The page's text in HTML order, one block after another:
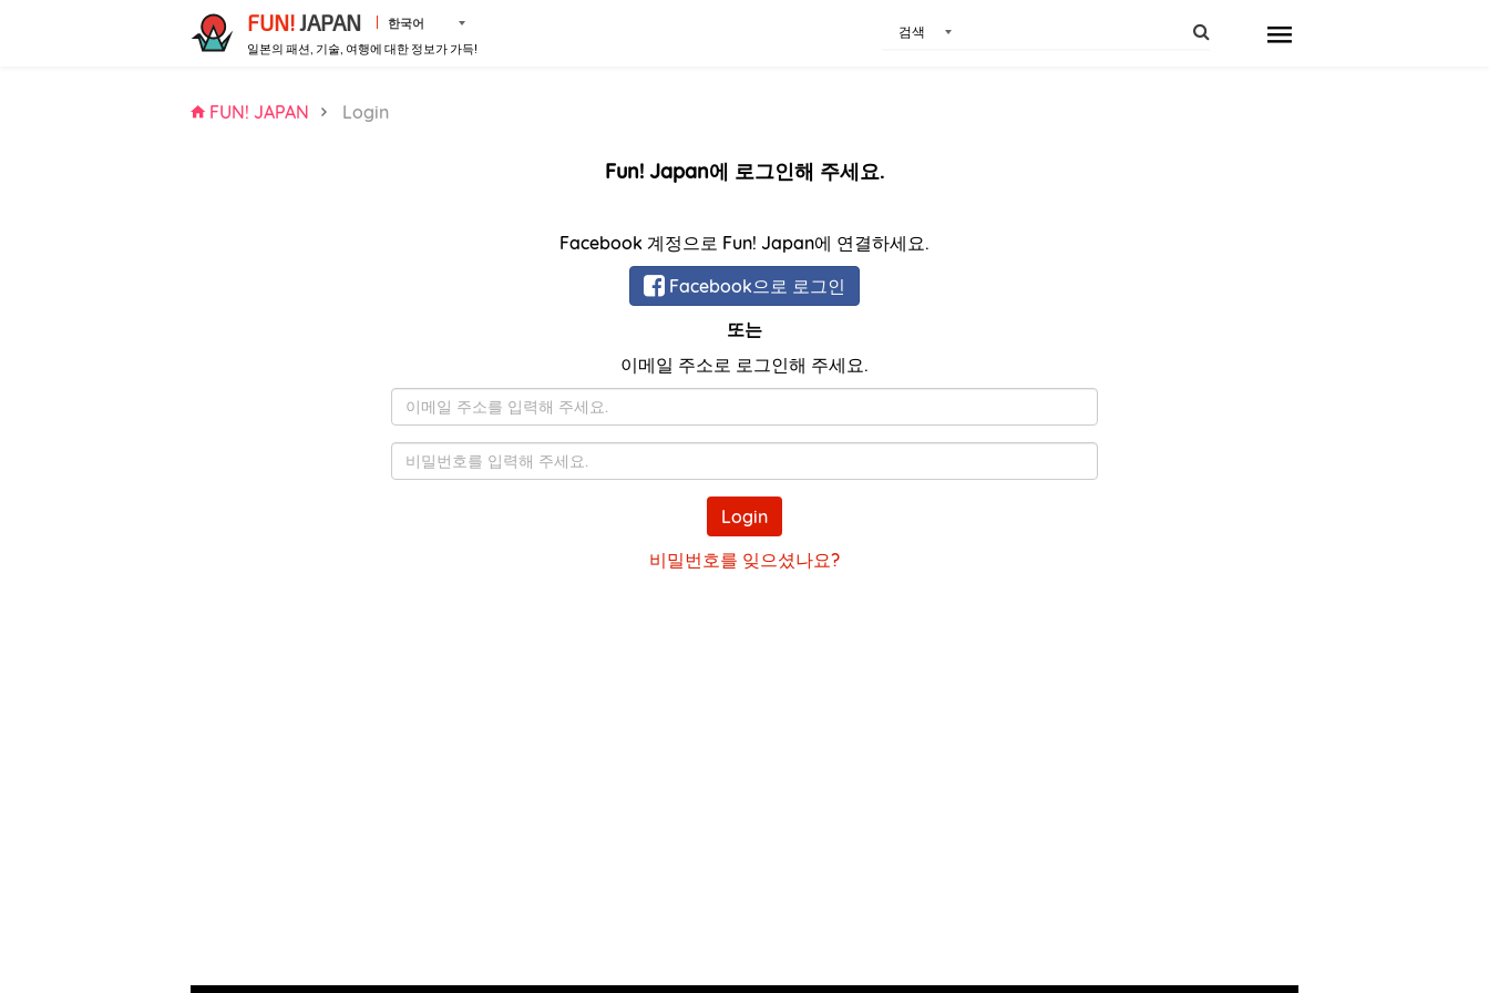
FUN! JAPAN 한국어
일본의 패션, 기술, 여행에 대한 정보가 가득!
검색
FUN! JAPAN Login
Fun! Japan에 로그인해 주세요.
Facebook 계정으로 Fun! Japan에 연결하세요.
Facebook으로 로그인
또는
이메일 주소로 로그인해 주세요.
메
일
밀
번
호
Login
비밀번호를 잊으셨나요?